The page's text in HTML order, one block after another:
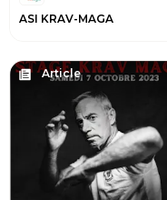
ASI KRAV-MAGA
Article